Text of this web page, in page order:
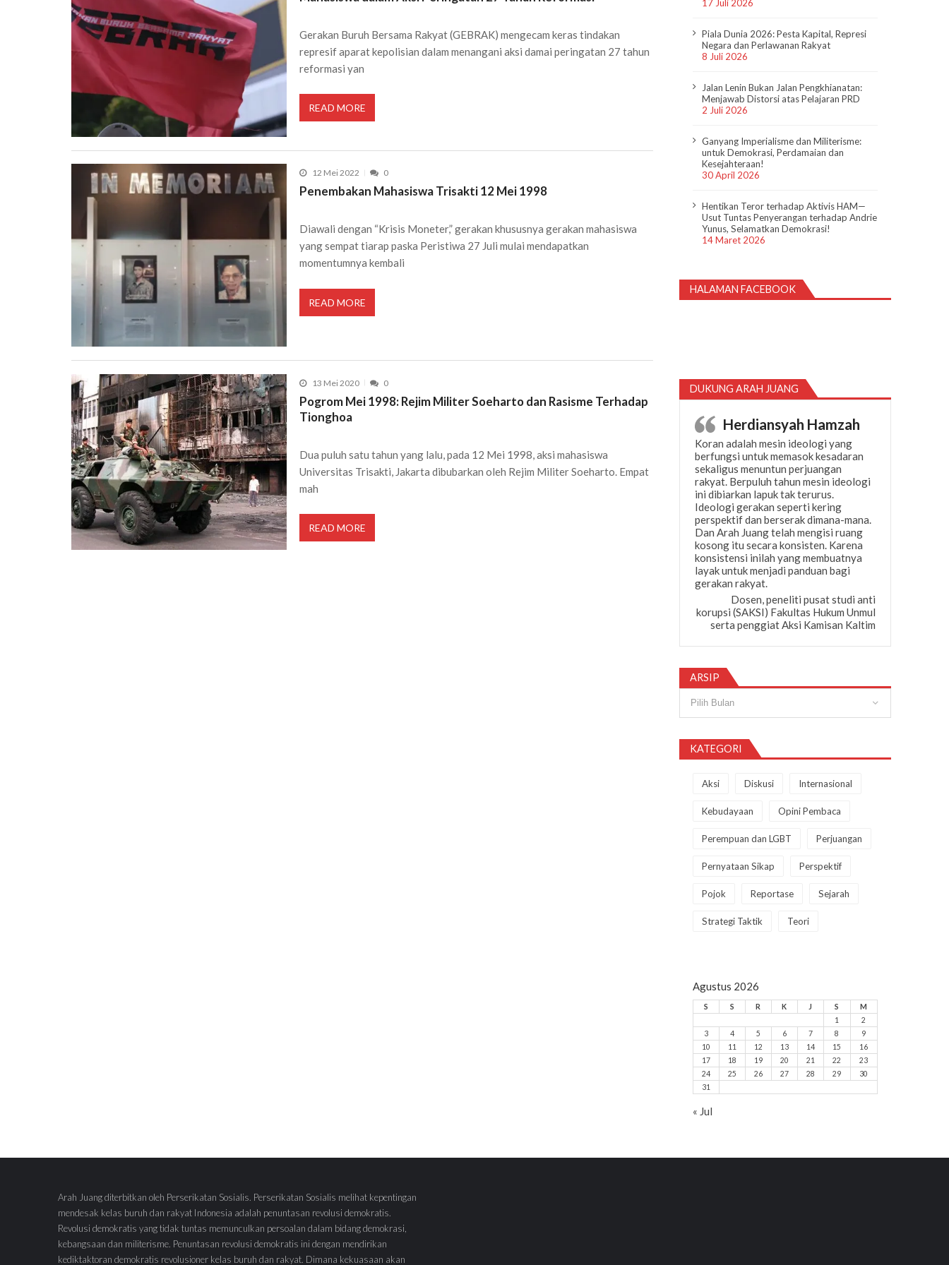
Gerakan Buruh Bersama Rakyat (GEBRAK) mengecam keras tindakan
represif aparat kepolisian dalam menangani aksi damai peringatan 27 tahun
reformasi yan
READ MORE
12 Mei 2022 0
Penembakan Mahasiswa Trisakti 12 Mei 1998
Diawali dengan “Krisis Moneter,” gerakan khususnya gerakan mahasiswa
yang sempat tiarap paska Peristiwa 27 Juli mulai mendapatkan
momentumnya kembali
READ MORE
13 Mei 2020 0
Pogrom Mei 1998: Rejim Militer Soeharto dan Rasisme Terhadap
Tionghoa
Dua puluh satu tahun yang lalu, pada 12 Mei 1998, aksi mahasiswa
Universitas Trisakti, Jakarta dibubarkan oleh Rejim Militer Soeharto. Empat
mah
READ MORE
17 Juli 2026
Piala Dunia 2026: Pesta Kapital, Represi
Negara dan Perlawanan Rakyat
8 Juli 2026
Jalan Lenin Bukan Jalan Pengkhianatan:
Menjawab Distorsi atas Pelajaran PRD
2 Juli 2026
Ganyang Imperialisme dan Militerisme:
untuk Demokrasi, Perdamaian dan
Kesejahteraan!
30 April 2026
Hentikan Teror terhadap Aktivis HAM—
Usut Tuntas Penyerangan terhadap Andrie
Yunus, Selamatkan Demokrasi!
14 Maret 2026
HALAMAN FACEBOOK
DUKUNG ARAH JUANG
Herdiansyah Hamzah
Koran adalah mesin ideologi yang
berfungsi untuk memasok kesadaran
sekaligus menuntun perjuangan
rakyat. Berpuluh tahun mesin ideologi
ini dibiarkan lapuk tak terurus.
Ideologi gerakan seperti kering
perspektif dan berserak dimana-mana.
Dan Arah Juang telah mengisi ruang
kosong itu secara konsisten. Karena
konsistensi inilah yang membuatnya
layak untuk menjadi panduan bagi
gerakan rakyat.
Dosen, peneliti pusat studi anti
korupsi (SAKSI) Fakultas Hukum Unmul
serta penggiat Aksi Kamisan Kaltim
ARSIP
KATEGORI
Aksi Diskusi Internasional
Kebudayaan Opini Pembaca
Perempuan dan LGBT Perjuangan
Pernyataan Sikap Perspektif
Pojok Reportase Sejarah
Strategi Taktik Teori
Agustus 2026
S S R K J S
M
1
2
3
4 5 6 7 8
9
10
11 12 13 14 15
16
17
18 19 20 21 22
23
24
25 26 27 28 29
30
31
« Jul
Arah Juang diterbitkan oleh Perserikatan Sosialis. Perserikatan Sosialis melihat kepentingan
mendesak kelas buruh dan rakyat Indonesia adalah penuntasan revolusi demokratis.
Revolusi demokratis yang tidak tuntas memunculkan persoalan dalam bidang demokrasi,
kebangsaan dan militerisme. Penuntasan revolusi demokratis ini dengan mendirikan
kediktaktoran demokratis revolusioner kelas buruh dan rakyat. Dimana kekuasaan akan